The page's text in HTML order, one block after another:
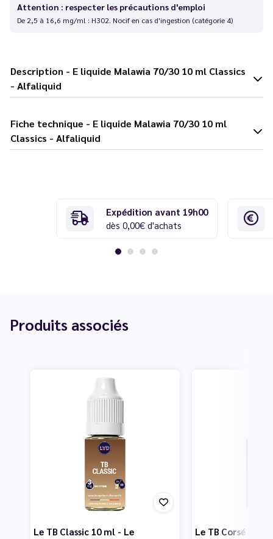
Attention : respecter les précautions d'emploi
De 2,5 à 16,6 mg/ml : H302. Nocif en cas d'ingestion (catégorie 4)
Description - E liquide Malawia 70/30 10 ml Classics
- Alfaliquid
Fiche technique - E liquide Malawia 70/30 10 ml
Classics - Alfaliquid
Expédition avant 19h00
dès 0,00€ d'achats
Produits associés
Le TB Classic 10 ml - Le
Le TB Corsé 10